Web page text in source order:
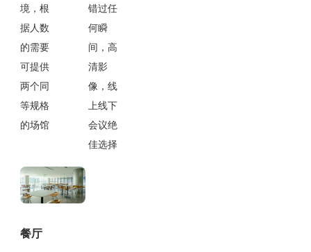
境，根
据人数
的需要
可提供
两个同
等规格
的场馆
错过任
何瞬
间，高
清影
像，线
上线下
会议绝
佳选择
餐厅